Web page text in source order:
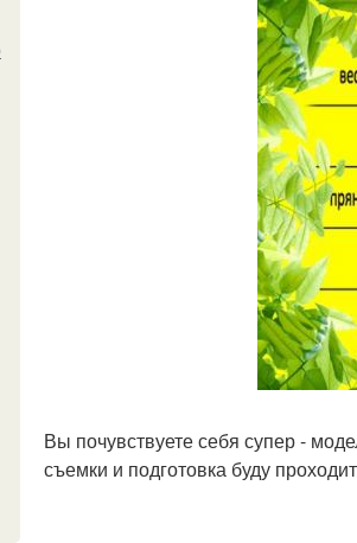
Вы почувствуете себя супер -
съемки и подготовка буду